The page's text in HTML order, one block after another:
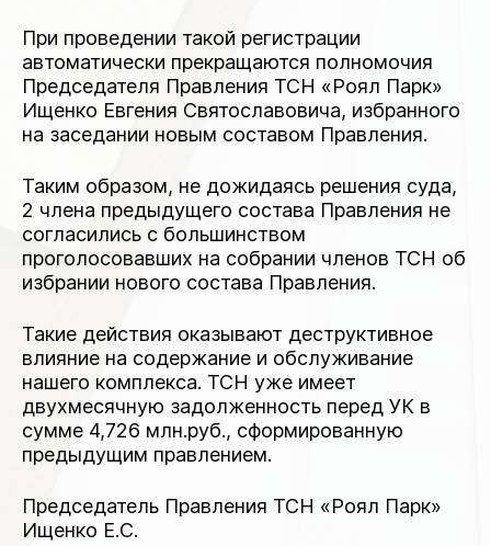
При проведении такой регистрации
автоматически прекращаются полномочия
Председателя Правления ТСН «Роял Парк»
Ищенко Евгения Святославовича, избранного
на заседании новым составом Правления.
Таким образом, не дожидаясь решения суда,
2 члена предыдущего состава Правления не
согласились с большинством
проголосовавших на собрании членов ТСН об
избрании нового состава Правления.
Такие действия оказывают деструктивное
влияние на содержание и обслуживание
нашего комплекса. ТСН уже имеет
двухмесячную задолженность перед УК в
сумме 4,726 млн.руб., сформированную
предыдущим правлением.
Председатель Правления ТСН «Роял Парк»
Ищенко Е.С.